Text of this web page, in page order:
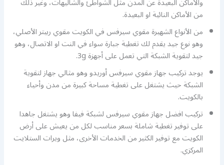
من الأماكن النائية او البعيدة.
من الأنواع الشهيرة مقوي سيرفس في الكويت مقوي ربيتر الأصلي،
وهو نوع جيد يقدم لك تغطية جبارة سواء في النت او الاتصال، وهو
جيد لتقوية الشبكة التي تعمل على أجهزة 3g.
يوجد تركيب جهاز مقوي سيرفس أوريدو وهو مثالي جهاز لتقوية
الشبكة حيث يشتغل على تغطية مساحة كبيرة من مدن وأحياء
بالكويت.
تركيب افضل جهاز مقوي سيرفس لشبكة فيفا وهو يشتغل جاهدا
على توفير تغطية شاملة بسعر مناسب لكل من يعيش على أرض
الكويت مع توفير الكثير من الخدمات الأخرى، مثل ويرات الستلايت
المركزي.